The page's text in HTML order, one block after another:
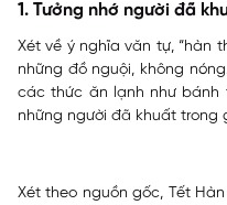
1. Tưởng nhớ người đã
Xét về ý nghĩa văn tự, “hàn
những đồ nguội, không
các thức ăn lạnh như bánh
những người đã khuất trong
Xét theo nguồn gốc, Tết